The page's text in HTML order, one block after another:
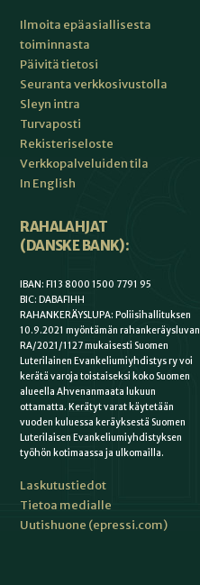
Ilmoita epäasiallisesta
toiminnasta
Päivitä tietosi
Seuranta verkkosivustolla
Sleyn intra
Turvaposti
Rekisteriseloste
Verkkopalveluiden tila
In English
RAHALAHJAT
(DANSKE BANK):
IBAN: FI13 8000 1500 7791 95
BIC: DABAFIHH
RAHANKERÄYSLUPA: Poliisihallituksen
10.9.2021 myöntämän rahankeräysluvan
RA/2021/1127 mukaisesti Suomen
Luterilainen Evankeliumiyhdistys ry voi
kerätä varoja toistaiseksi koko Suomen
alueella Ahvenanmaata lukuun
ottamatta. Kerätyt varat käytetään
vuoden kuluessa keräyksestä Suomen
Luterilaisen Evankeliumiyhdistyksen
työhön kotimaassa ja ulkomailla.
Laskutustiedot
Tietoa medialle
Uutishuone (epressi.com)